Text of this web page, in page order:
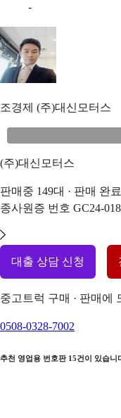
-
조경제 (주)대신모터스
(주)대신모터스
판매중 149대 · 판매 완료
종사원증 번호 GC24-
대출 상담 신청
중고트럭 구매 · 판매에
0508-0328-7002
추천 영업용 번호판 15건이 있습니